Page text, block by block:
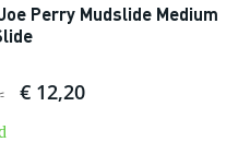
Perry Mudslide Medium
€ 12,20